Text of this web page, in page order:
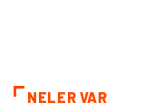
NELER VAR